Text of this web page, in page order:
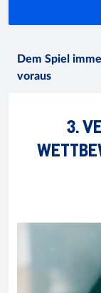
Dem Spiel
voraus
3.